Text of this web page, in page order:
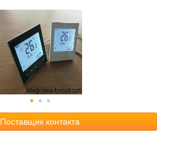
Поставщик контакта